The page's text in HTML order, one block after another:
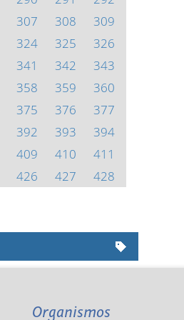
307 308
309
324 325
326
341 342
343
358 359
360
375 376
377
392 393
394
409 410
411
426 427
428
Organismos